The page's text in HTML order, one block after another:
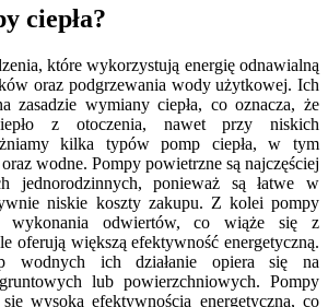
ciepła?
które wykorzystują energię odnawialną
oraz podgrzewania wody użytkowej. Ich
zasadzie wymiany ciepła, co oznacza, że
z otoczenia, nawet przy niskich
kilka typów pomp ciepła, w tym
wodne. Pompy powietrzne są najczęściej
jednorodzinnych, ponieważ są łatwe w
niskie koszty zakupu. Z kolei pompy
wykonania odwiertów, co wiąże się z
oferują większą efektywność energetyczną.
wodnych ich działanie opiera się na
lub powierzchniowych. Pompy
się wysoką efektywnością energetyczną, co